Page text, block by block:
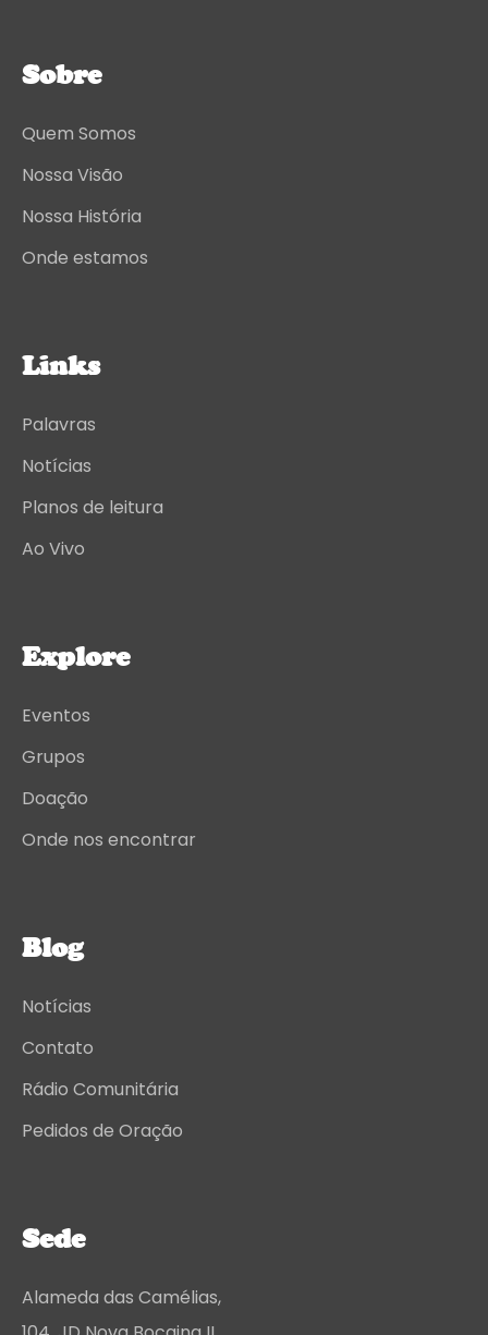
Sobre
Quem Somos
Nossa Visão
Nossa História
Onde estamos
Links
Palavras
Notícias
Planos de leitura
Ao Vivo
Explore
Eventos
Grupos
Doação
Onde nos encontrar
Blog
Notícias
Contato
Rádio Comunitária
Pedidos de Oração
Sede
Alameda das Camélias,